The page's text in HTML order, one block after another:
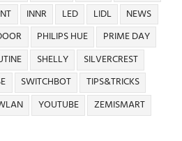
INNR LED LIDL
NEWS
PHILIPS HUE
PRIME DAY
SHELLY
SILVERCREST
SWITCHBOT
TIPS&TRICKS
YOUTUBE
ZEMISMART